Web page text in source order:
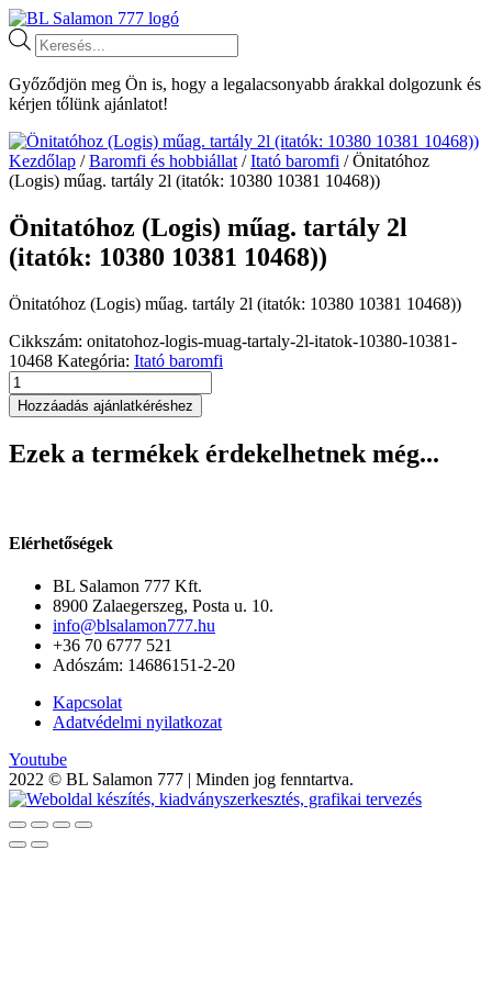
Ugrás
a
tartalomhoz
Products
search
Győződjön meg Ön is, hogy a legalacsonyabb árakkal dolgozunk és
kérjen tőlünk ajánlatot!
Kezdőlap /Baromfi és hobbiállat /Itató baromfi / Önitatóhoz
(Logis) műag. tartály 2l (itatók: 10380 10381 10468))
Önitatóhoz (Logis) műag. tartály 2l
(itatók: 10380 10381 10468))
Önitatóhoz (Logis) műag. tartály 2l (itatók: 10380 10381 10468))
Cikkszám: onitatohoz-logis-muag-tartaly-2l-itatok-10380-10381-
10468 Kategória: Itató baromfi
Önitatóhoz
(Logis)
műag.
2l
10468))
Hozzáadás ajánlatkéréshez
Ezek a termékek érdekelhetnek még...
Elérhetőségek
BL Salamon 777 Kft.
8900 Zalaegerszeg, Posta u. 10.
info@blsalamon777.hu
+36 70 6777 521
Adószám: 14686151-2-20
Kapcsolat
Adatvédelmi nyilatkozat
Youtube
2022 © BL Salamon 777 | Minden jog fenntartva.